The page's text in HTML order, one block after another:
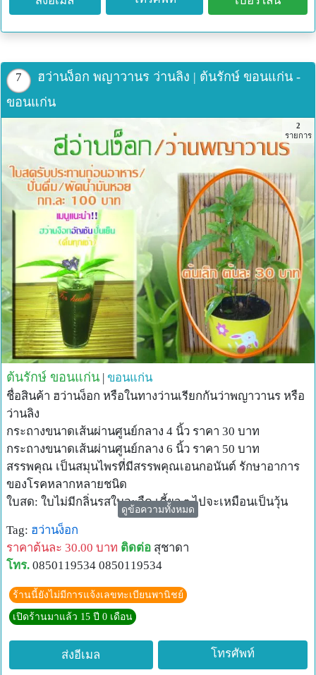
แก้อาการคอพอก ตับอักเสบ
แก้โรคตาทุกชนิด เช่น ตาแดง ตาต้อ ตาห้อเลือด
แก้อาการมดลูกหย่อนของหญิงคลอดบุตรใหม่ ให้ผลดี ช่วยให้
มดลูกเข้าอู่
แก้โรคกระเพาะอาหารรับประทานวันละ 2 ครั้งละไม่
เกิน7ใบรับประทานติดต่อกันไปจนครบ 50 ใบ
แก้โรคเลือดออกในลำไส้ รับประทานใบสด หรือคั้นเอาน้ำ วัน
ละ 2 เวลา
แก้โรคเกี่ยวกับลำไส้ บิด รับประทานวันละ 2 ครั้งละไม่
เกิน7ใบรับประทานติดต่อกันไปจนครบ100 ใบ
แก้โรคตับอักเสบ รับประทานวันละ 3 ครั้งละไม่เกิน7ใบรับ
ประทานติดต่อกันไปจนครบ 150 ใบ
แก้โรคไตอักเสบ รับประทานวันละ 3 ครั้งครั้งละ 3-4 ใบ รับ
ประทานไปจนครบ 30 ใบ
แก้ปวดเมื่อยตามร่างกาย
แก้อาการปัสสาวะแสบ ปัสสาวะเป็นเลือด รับประทานโดยคั้น
น้ำข้นๆรับประทาน
แก้โรคตาแดง รับประทาน 7 ใบ และบดปิดที่ตาเวลานอน 1
คืน จะได้ผลดี
แก้โรคความดันโลหิตสูง รับประทาน 9 ใบ
แก้โรคเบาหวาน ผู้ชายควนรับประทาน/วันมากกว่าผู้หญิง
ใช้กับสัตว์ เช่น ไก่ได้ ไก่ชนหลังจากการชนแล้วให้กิน 2-3 ใบ
จะแข็งแรงเหมือนเดิม
สตรีหลังคลอด รับประทานวันละ 1 ใบ ทุกวัน จะทำให้ฟื้นตัวได้
เร็ว
หมายเหตุ- ควรใช้ใบสด สีเขียวไม่เหลือง ไม่อ่อนหรือแก่จน
0851019209
7
ฮว่านง็อก พญาวานร ว่านลิง | ต้นรักษ์ ขอนแก่น -
ขอนแก่น
2
รายการ
ต้นรักษ์ ขอนแก่น | ขอนแก่น
ชื่อสินค้า ฮว่านง็อก หรือในทางว่านเรียกกันว่าพญาวานร หรือ
ว่านลิง
กระถางขนาดเส้นผ่านศูนย์กลาง 4 นิ้ว ราคา 30 บาท
กระถางขนาดเส้นผ่านศูนย์กลาง 6 นิ้ว ราคา 50 บาท
สรรพคุณ เป็นสมุนไพรที่มีสรรพคุณเอนกอนันต์ รักษาอาการ
ของโรคหลากหลายชนิด
ใบสด: ใบไม่มีกลิ่นรสใบจะจืด เคี้ยว ๆ ไปจะเหมือนเป็นวุ้น
เลี่ยน เคี้ยวแล้วดื่มน้ำตาม รับประทาน เคี้ยว หรือปั่นดื่ม (ควร
ใส่น้ำเย็นปั่น) คั้นและกรองเอาน้ำข้นๆ รับประทานหรือต้มเป็น
น้ำแกงรับประทานก็ได้
เปลือกและราก: สามารถต้มกลั่นเป็นสุราได้ด้วย และรส
สามารถต้มเอาน้ำใสๆ ดื่มได้
ใบสด: ถ้าเก็บมาแล้วทานไม่หมดสามารถตากแห้งไว้ชงชาดื่ม
ได้ (ทำแห้งหรือแคปซูลไว้ทานเอง...ราคาไม่แพง)
ส่วนการรับประทานมากหรือน้อย อยู่ที่ธาตุ หนัก-เบา ของ
ดูข้อความทั้งหมด
Tag: ฮว่านง็อก
ราคาต้นละ 30.00 บาท ติดต่อ สุชาดา
โทร. 0850119534 0850119534
ร้านนี้ยังไม่มีการแจ้งเลขทะเบียนพานิชย์
เปิดร้านมาแล้ว 15 ปี 0 เดือน
ส่งอีเมล โทรศัพท์